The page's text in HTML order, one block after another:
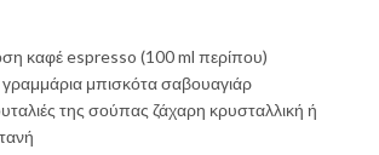
καφέ espresso (100 ml περίπου)
μπισκότα σαβουαγιάρ
της σούπας ζάχαρη κρυσταλλική ή